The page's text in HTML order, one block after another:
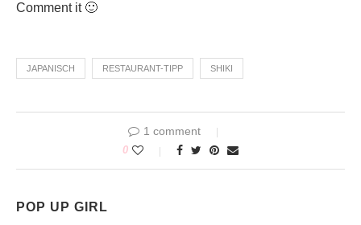
Comment it 🙂
JAPANISCH RESTAURANT-TIPP SHIKI
1 comment
0
POP UP GIRL